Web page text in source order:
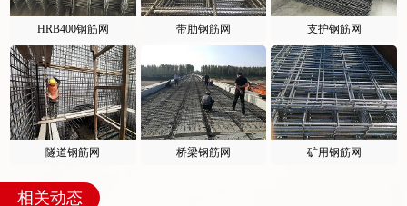
HRB400钢筋网 带肋钢筋网 支护钢筋网
隧道钢筋网 桥梁钢筋网 矿用钢筋网
相关动态